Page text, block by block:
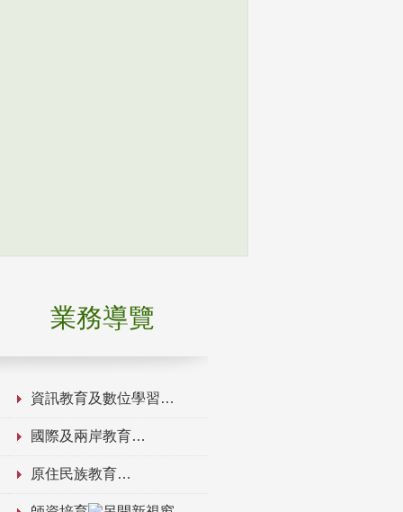
業務導覽
資訊教育及數位學習
國際及兩岸教育
原住民族教育